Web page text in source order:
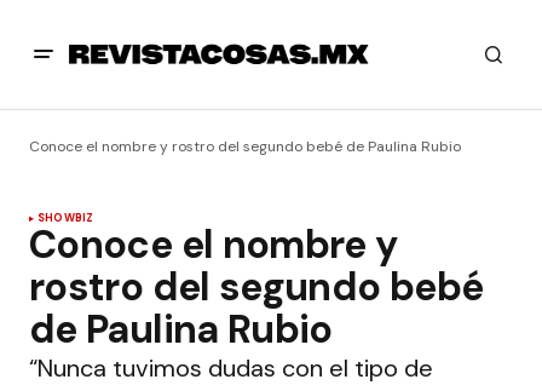
Conoce el nombre y rostro del segundo bebé de Paulina Rubio
SHOWBIZ
Conoce el nombre y
rostro del segundo bebé
de Paulina Rubio
“Nunca tuvimos dudas con el tipo de